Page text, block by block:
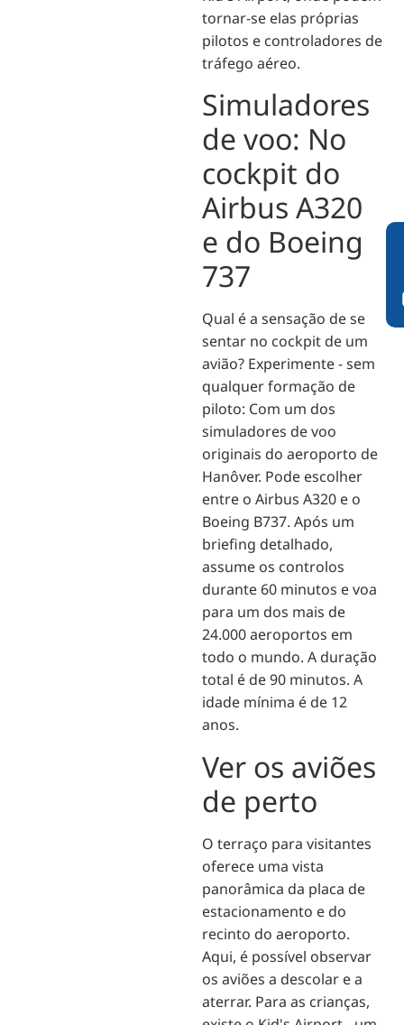
tornar-se elas próprias
pilotos e controladores de
tráfego aéreo.
Simuladores
de voo: No
cockpit do
Airbus A320
e do Boeing
737
Qual é a sensação de se
sentar no cockpit de um
avião? Experimente - sem
qualquer formação de
piloto: Com um dos
simuladores de voo
originais do aeroporto de
Hanôver. Pode escolher
entre o Airbus A320 e o
Boeing B737. Após um
briefing detalhado,
assume os controlos
durante 60 minutos e voa
para um dos mais de
24.000 aeroportos em
todo o mundo. A duração
total é de 90 minutos. A
idade mínima é de 12
anos.
Ver os aviões
de perto
O terraço para visitantes
oferece uma vista
panorâmica da placa de
estacionamento e do
recinto do aeroporto.
Aqui, é possível observar
os aviões a descolar e a
aterrar. Para as crianças,